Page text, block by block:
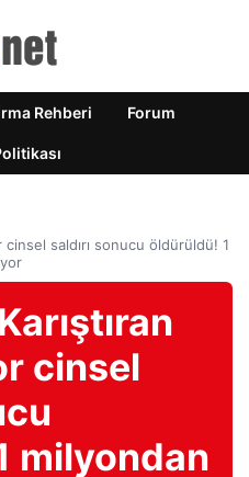
Rehberi Forum
cinsel saldırı sonucu öldürüldü! 1
cinsel
milyondan